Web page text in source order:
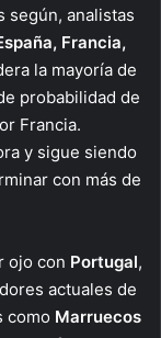
según, analistas
Francia,
la mayoría de
probabilidad de
Francia.
y sigue siendo
con más de
ojo con Portugal,
actuales de
como Marruecos